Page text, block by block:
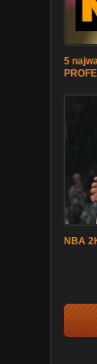
5
NBA